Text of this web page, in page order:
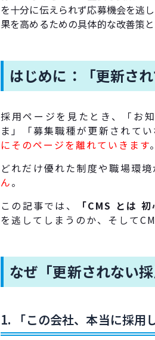
を十分に伝えられず応募機会を逃
果を高めるための具体的な改善策
はじめに：「更新さ
採用ページを見たとき、「お
ま」「募集職種が更新されて
にそのページを離れていきます。
どれだけ優れた制度や職場環境
ん。
この記事では、
「CMS とは 初
を逃してしまうのか、そして
なぜ「更新されない
1. 「この会社、本当に採用